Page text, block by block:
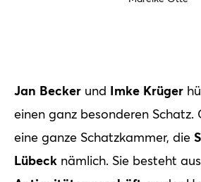
Jan Becker und Imke Krüger
einen ganz besonderen Schatz.
eine ganze Schatzkammer, die
Lübeck nämlich. Sie besteht